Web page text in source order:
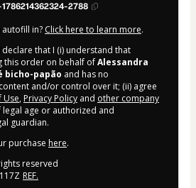
1786214362324-2788
in? Click here to learn more.
declare that I (i) understand that
this order on behalf ofAlessandra
bicho-papão and has no
and/or control over it; (ii) agree
Use, Privacy Policy and other company
legal age or authorized and
guardian.
purchase here.
reserved
REF.